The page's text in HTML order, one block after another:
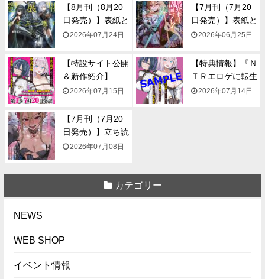
【8月刊（8月20
日発売）】表紙と
一...2026年07月24日
【7月刊（7月20
日発売）】表紙と
一...2026年06月25日
【特設サイト公開
＆新作紹介】
『NTR...
2026年07月15日
【特典情報】『Ｎ
ＴＲエロゲに転生
して...
2026年07月14日
【7月刊（7月20
日発売）】立ち読
み...2026年07月08日
カテゴリー
NEWS
WEB SHOP
イベント情報